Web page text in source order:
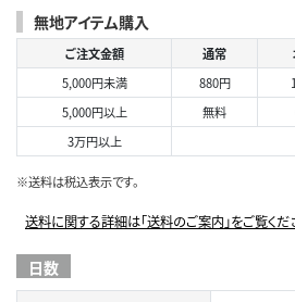
無地アイテム購入
ご注文金額 通常
5,000円未満
880円
5,000円以上
無料
3万円以上
※送料は税込表示です。
送料に関する詳細は「送料のご案内」をご覧くだ
日数